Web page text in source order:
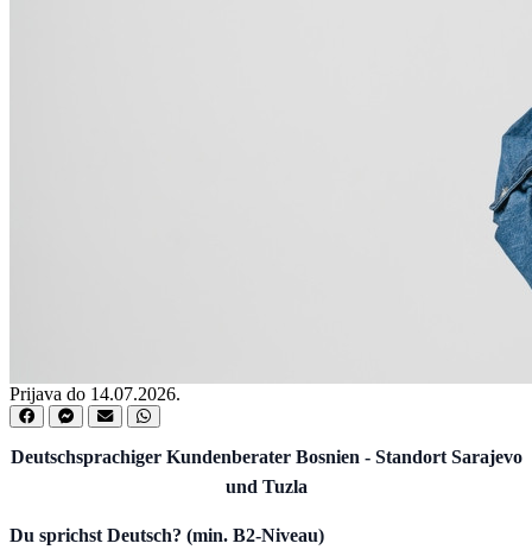
Prijava do 14.07.2026.
Deutschsprachiger Kundenberater Bosnien - Standort Sarajevo
und Tuzla
Du sprichst Deutsch? (min. B2-Niveau)